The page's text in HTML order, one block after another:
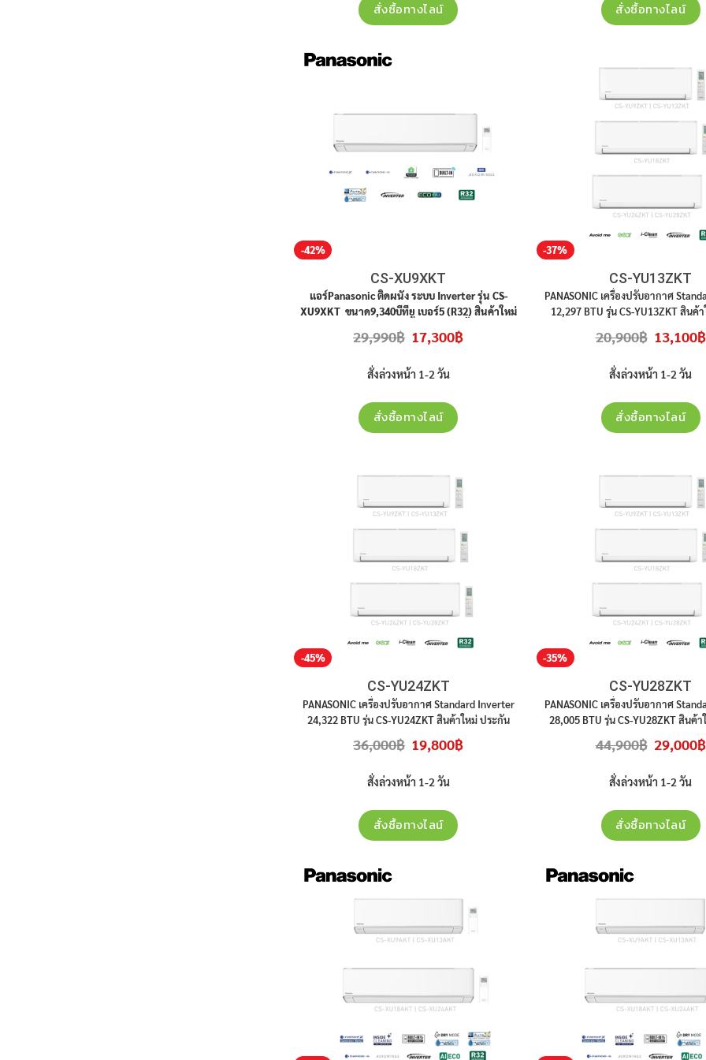
สั่งซื้อทางไลน์ สั่งซื้อทางไลน์
-42%
CS-XU9XKT
แอร์Panasonic ติดผนัง ระบบ Inverter รุ่น CS-
XU9XKT ขนาด9,340บีทียู เบอร์5 (R32) สินค้าใหม่
29,990฿ Original
price
29,990฿.
17,300฿Current
price
สั่งล่วงหน้า 1-2 วัน
สั่งซื้อทางไลน์
-37%
CS-YU13ZKT
PANASONIC เครื่องปรับอากาศ
12,297BTU รุ่นCS-YU13ZKT สินค้
20,900฿ Original
price
20,900฿.
13,100฿
สั่งล่วงหน้า 1-2 วัน
สั่งซื้อทางไลน์
-45%
CS-YU24ZKT
PANASONIC เครื่องปรับอากาศ Standard Inverter
24,322BTU รุ่นCS-YU24ZKT สินค้าใหม่ ประกัน
ศูนย์ ราคาไม่รวมติดตั้ง
36,000฿ Original
price
36,000฿.
19,800฿Current
price
สั่งล่วงหน้า 1-2 วัน
สั่งซื้อทางไลน์
-35%
CS-YU28ZKT
PANASONIC เครื่องปรับอากาศ
28,005 BTU รุ่นCS-YU28ZKT สินค้
ศูนย์ ราคาไม่รวมติดตั้ง
44,900฿ Original
price
44,900฿.
29,000฿
สั่งล่วงหน้า 1-2 วัน
สั่งซื้อทางไลน์